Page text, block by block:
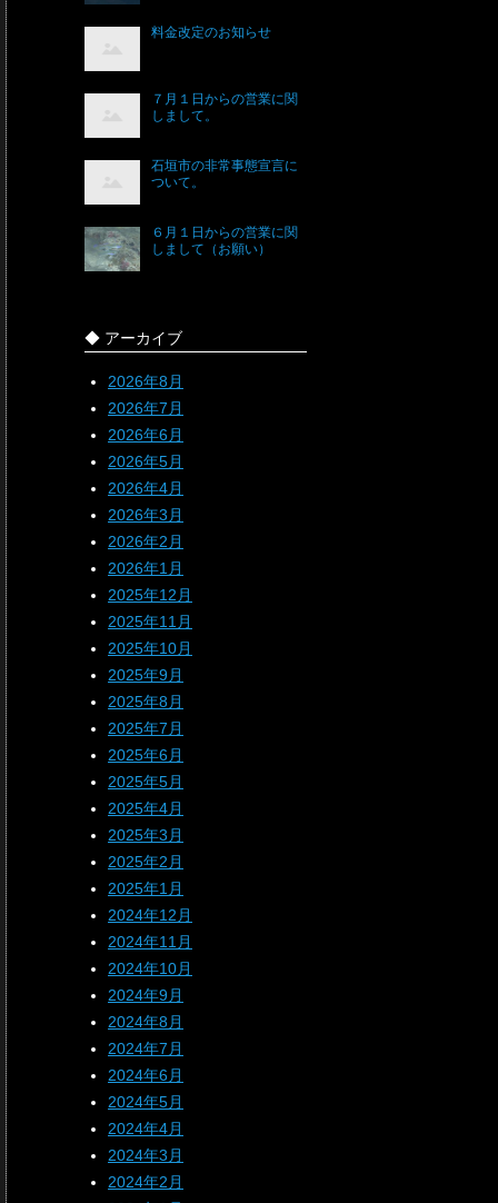
料金改定のお知らせ
７月１日からの営業に関
しまして。
石垣市の非常事態宣言に
ついて。
６月１日からの営業に関
しまして（お願い）
◆ アーカイブ
2026年8月
2026年7月
2026年6月
2026年5月
2026年4月
2026年3月
2026年2月
2026年1月
2025年12月
2025年11月
2025年10月
2025年9月
2025年8月
2025年7月
2025年6月
2025年5月
2025年4月
2025年3月
2025年2月
2025年1月
2024年12月
2024年11月
2024年10月
2024年9月
2024年8月
2024年7月
2024年6月
2024年5月
2024年4月
2024年3月
2024年2月